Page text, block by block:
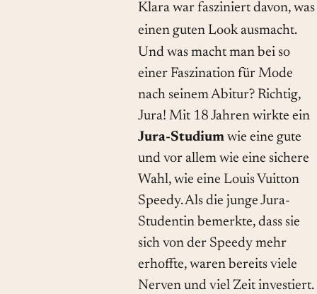
Klara war fasziniert davon, was
einen guten Look ausmacht.
Und was macht man bei so
einer Faszination für Mode
nach seinem Abitur? Richtig,
Jura! Mit 18 Jahren wirkte ein
Jura-Studium wie eine gute
und vor allem wie eine sichere
Wahl, wie eine Louis Vuitton
Speedy. Als die junge Jura-
Studentin bemerkte, dass sie
sich von der Speedy mehr
erhoffte, waren bereits viele
Nerven und viel Zeit investiert.